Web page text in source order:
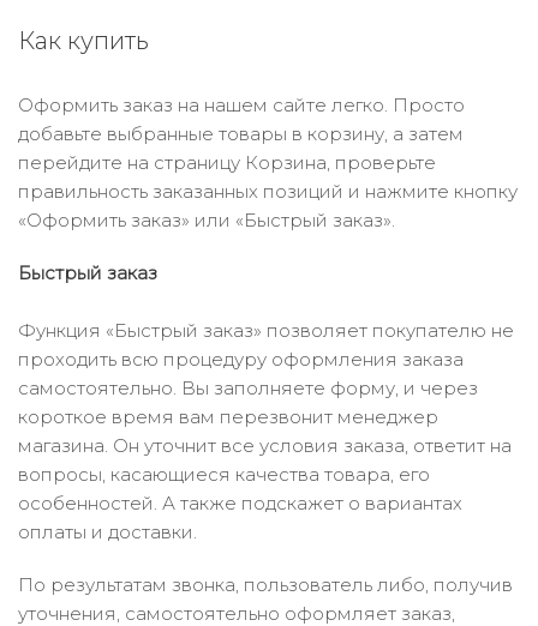
Как купить
Оформить заказ на нашем сайте легко. Просто
добавьте выбранные товары в корзину, а затем
перейдите на страницу Корзина, проверьте
правильность заказанных позиций и нажмите кнопку
«Оформить заказ» или «Быстрый заказ».
Быстрый заказ
Функция «Быстрый заказ» позволяет покупателю не
проходить всю процедуру оформления заказа
самостоятельно. Вы заполняете форму, и через
короткое время вам перезвонит менеджер
магазина. Он уточнит все условия заказа, ответит на
вопросы, касающиеся качества товара, его
особенностей. А также подскажет о вариантах
оплаты и доставки.
По результатам звонка, пользователь либо, получив
уточнения, самостоятельно оформляет заказ,